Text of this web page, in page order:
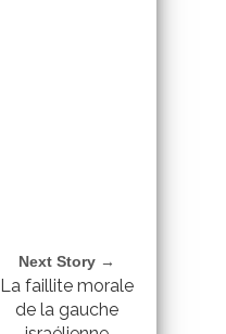
Next Story →
La faillite morale
de la gauche